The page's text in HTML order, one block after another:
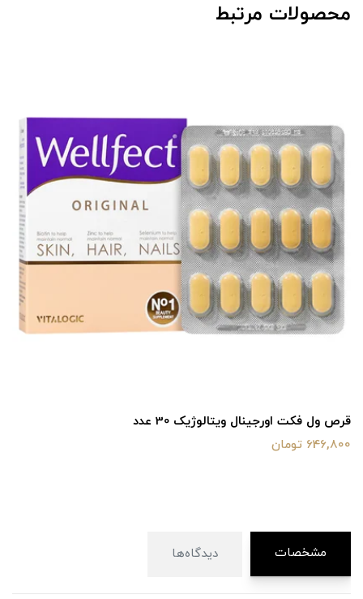
محصولات مرتبط
قرص ول فکت اورجینال ویتالوژیک 30 عدد
646,800 تومان
مشخصات دیدگاه‌ها